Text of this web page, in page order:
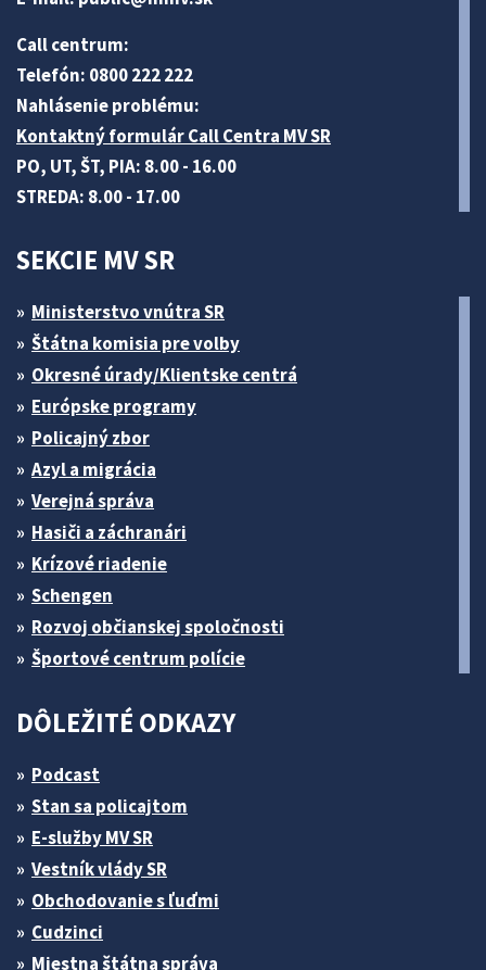
Call centrum:
Telefón: 0800 222 222
Nahlásenie problému:
Kontaktný formulár Call Centra MV SR
PO, UT, ŠT, PIA: 8.00 - 16.00
STREDA: 8.00 - 17.00
SEKCIE MV SR
Ministerstvo vnútra SR
Štátna komisia pre volby
Okresné úrady/Klientske centrá
Európske programy
Policajný zbor
Azyl a migrácia
Verejná správa
Hasiči a záchranári
Krízové riadenie
Schengen
Rozvoj občianskej spoločnosti
Športové centrum polície
DÔLEŽITÉ ODKAZY
Podcast
Stan sa policajtom
E-služby MV SR
Vestník vlády SR
Obchodovanie s ľuďmi
Cudzinci
Miestna štátna správa